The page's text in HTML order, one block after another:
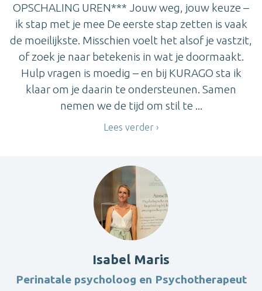
OPSCHALING UREN*** Jouw weg, jouw keuze –
ik stap met je mee De eerste stap zetten is vaak
de moeilijkste. Misschien voelt het alsof je vastzit,
of zoek je naar betekenis in wat je doormaakt.
Hulp vragen is moedig – en bij KURAGO sta ik
klaar om je daarin te ondersteunen. Samen
nemen we de tijd om stil te ...
Lees verder
Isabel Maris
Perinatale psycholoog en Psychotherapeut